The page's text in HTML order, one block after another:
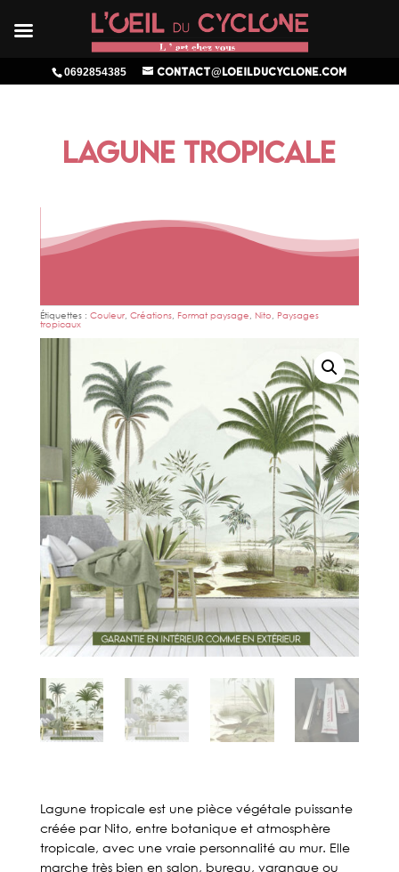
0692854385 contact@loeilducyclone.com
LAGUNE TROPICALE
Étiquettes : Couleur, Créations, Format paysage, Nito, Paysages
tropicaux
Lagune tropicale est une pièce végétale puissante
créée par Nito, entre botanique et atmosphère
tropicale, avec une vraie personnalité au mur. Elle
marche très bien en salon, bureau, varangue ou